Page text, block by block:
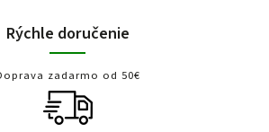
Rýchle doručenie
zadarmo od 50€